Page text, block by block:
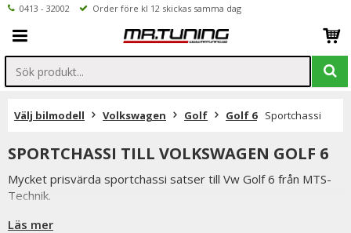
0413 - 32002 Order före kl 12 skickas samma dag
Välj bilmodell Volkswagen Golf Golf 6 Sportchassi
SPORTCHASSI TILL VOLKSWAGEN GOLF 6
Mycket prisvärda sportchassi satser till Vw Golf 6 från MTS-
Technik.
I satserna ingår sänkningsfjädrar samt sportstötdämpare
Läs mer